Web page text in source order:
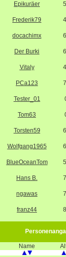
Epikuräer
Frederik79
docachimx
Der Burki
Vitaly
PCa123
Tester_01
Tom63
Torsten59
Wolfgang1965
BlueOceanTom
Hans B.
ngawas
franz44
Name